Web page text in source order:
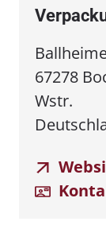
67278
Wstr.